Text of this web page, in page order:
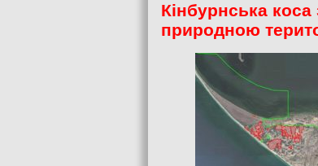
Кінбурнська
природною